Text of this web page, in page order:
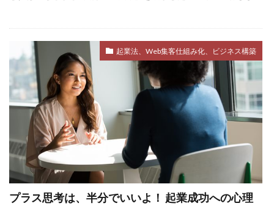
起業法、Web集客仕組み化、ビジネス構築
プラス思考は、半分でいいよ！ 起業成功への心理